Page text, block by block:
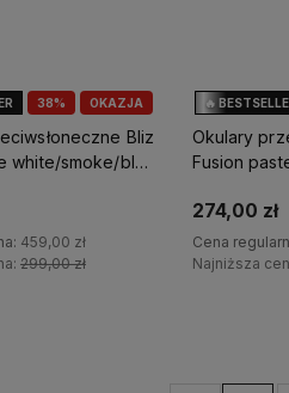
38% OKAZJA
Bliz
white/smoke/blue
459,00 zł
299,00 zł
🔥
Okulary
Fusion
274,00 zł
Cena
Najniższa